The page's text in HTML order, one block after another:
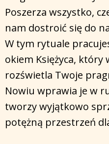
Poszerza wszystko,
nam dostroić się do
W tym rytuale
okiem Księżyca, który
rozświetla Twoje
Nowiu wprawia je w
tworzy wyjątkowo
potężną przestrzeń